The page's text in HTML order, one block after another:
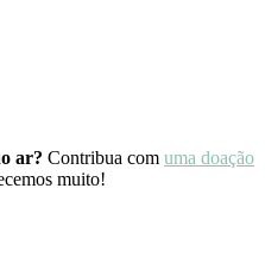
ar? Contribua com uma doação
muito!